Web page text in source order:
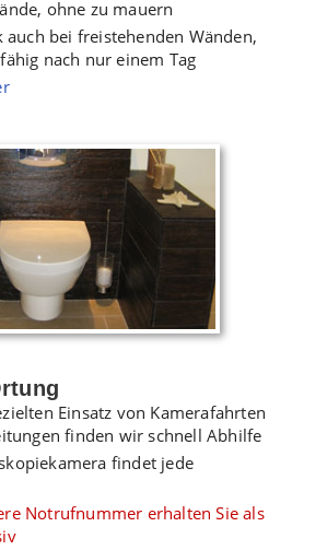
ohne zu mauern
auch bei freistehenden Wänden,
nach nur einem Tag
Einsatz von Kamerafahrten
finden wir schnell Abhilfe
findet jede
Notrufnummer erhalten Sie als